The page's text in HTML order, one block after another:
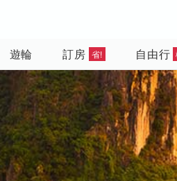
遊輪 訂房 省! 自由行